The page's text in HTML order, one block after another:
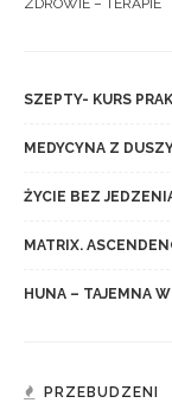
ZDROWIE – TERAPIE
SZEPTY- KURS
MEDYCYNA Z
ŻYCIE BEZ
MATRIX.
HUNA – TAJEMNA
PRZEBUDZENI